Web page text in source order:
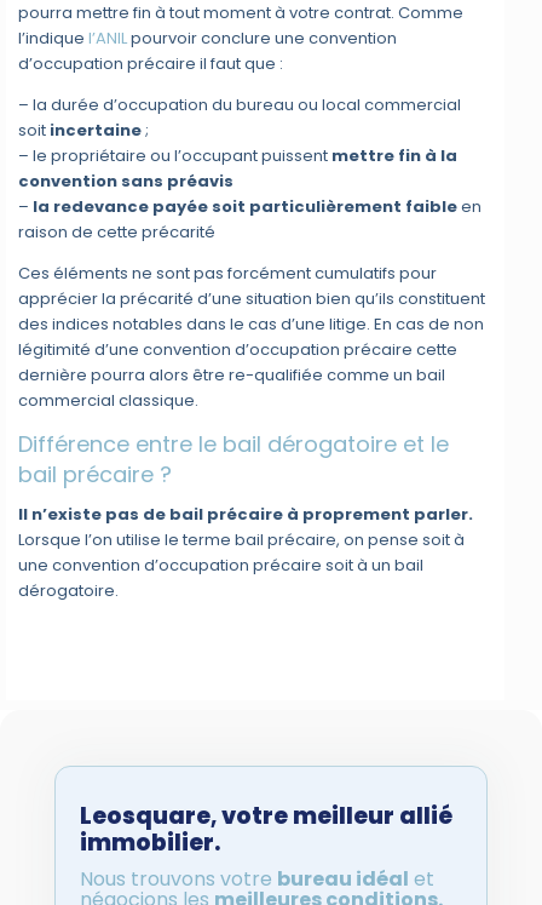
pourra mettre fin à tout moment à votre contrat. Comme
l’indique l’ANILpourvoir conclure une convention
d’occupation précaire il faut que :
– la durée d’occupation du bureau ou local commercial
soit incertaine;
– le propriétaire ou l’occupant puissent mettre fin à la
convention sans préavis
– la redevance payée soit particulièrement faibleen
raison de cette précarité
Ces éléments ne sont pas forcément cumulatifs pour
apprécier la précarité d’une situation bien qu’ils constituent
des indices notables dans le cas d’une litige. En cas de non
légitimité d’une convention d’occupation précaire cette
dernière pourra alors être re-qualifiée comme un bail
commercial classique.
Différence entre le bail dérogatoire et le
bail précaire ?
Il n’existe pas de bail précaire à proprement parler.
Lorsque l’on utilise le terme bail précaire, on pense soit à
une convention d’occupation précaire soit à un bail
dérogatoire.
Leosquare,votre meilleur allié
immobilier.
Nous trouvons votre bureau idéal et